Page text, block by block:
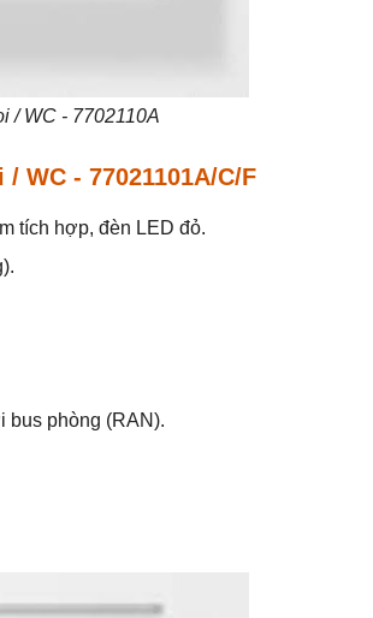
/ WC - 7702110A
WC - 77021101A/C/F
tích hợp, đèn LED đỏ.
bus phòng (RAN).